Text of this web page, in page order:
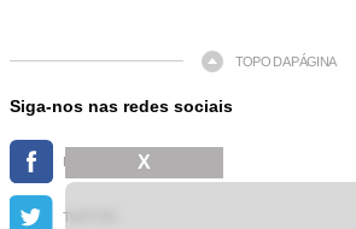
TOPO DA PÁGINA
Siga-nos nas redes sociais
FACEBOOK
TWITTER
X